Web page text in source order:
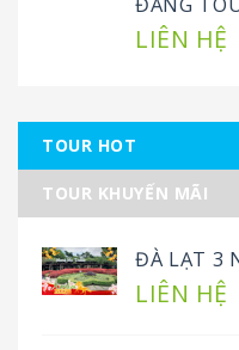
LIÊN HỆ
TOUR HOT
TOUR KHUYẾN MÃI
ĐÀ LẠT 3
LIÊN HỆ